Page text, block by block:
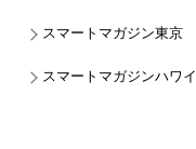
スマートマガジン東京
スマートマガジンハワイ